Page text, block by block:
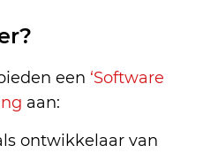
een ‘Software
aan:
ontwikkelaar van